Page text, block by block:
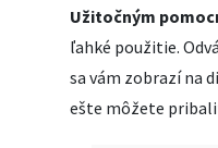
Užitočným
ľahké použitie.
sa vám zobrazí na
ešte môžete